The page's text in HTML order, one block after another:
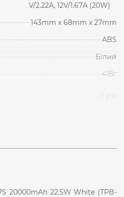
V/2.22А, 12V/1.67А (20W)
143mm х 68mm х 27mm
ABS
Білий
418г
20000mAh 22.5W White (TPB-